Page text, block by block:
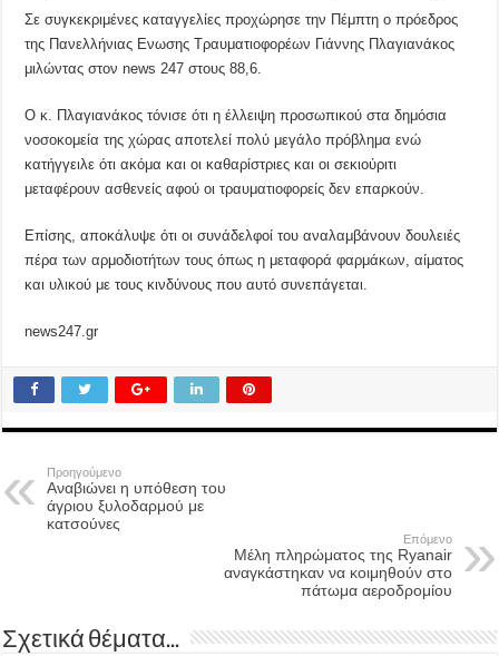
Σε συγκεκριμένες καταγγελίες προχώρησε την Πέμπτη ο πρόεδρος
της Πανελλήνιας Ενωσης Τραυματιοφορέων Γιάννης Πλαγιανάκος
μιλώντας στον news 247 στους 88,6.
Ο κ. Πλαγιανάκος τόνισε ότι η έλλειψη προσωπικού στα δημόσια
νοσοκομεία της χώρας αποτελεί πολύ μεγάλο πρόβλημα ενώ
κατήγγειλε ότι ακόμα και οι καθαρίστριες και οι σεκιούριτι
μεταφέρουν ασθενείς αφού οι τραυματιοφορείς δεν επαρκούν.
Επίσης, αποκάλυψε ότι οι συνάδελφοί του αναλαμβάνουν δουλειές
πέρα των αρμοδιοτήτων τους όπως η μεταφορά φαρμάκων, αίματος
και υλικού με τους κινδύνους που αυτό συνεπάγεται.
news247.gr
Προηγούμενο
Αναβιώνει η υπόθεση του
άγριου ξυλοδαρμού με
κατσούνες
Επόμενο
Μέλη πληρώματος της Ryanair
αναγκάστηκαν να κοιμηθούν στο
πάτωμα αεροδρομίου
Σχετικά θέματα...